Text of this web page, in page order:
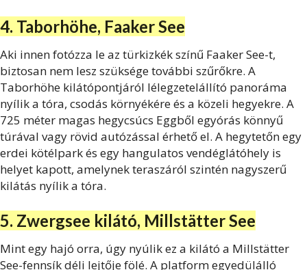
4. Taborhöhe, Faaker See
Aki innen fotózza le az türkizkék színű Faaker See-t,
biztosan nem lesz szüksége további szűrőkre. A
Taborhöhe kilátópontjáról lélegzetelállító panoráma
nyílik a tóra, csodás környékére és a közeli hegyekre. A
725 méter magas hegycsúcs Eggből egyórás könnyű
túrával vagy rövid autózással érhető el. A hegytetőn egy
erdei kötélpark és egy hangulatos vendéglátóhely is
helyet kapott, amelynek teraszáról szintén nagyszerű
kilátás nyílik a tóra.
5. Zwergsee kilátó, Millstätter See
Mint egy hajó orra, úgy nyúlik ez a kilátó a Millstätter
See-fennsík déli lejtője fölé. A platform egyedülálló